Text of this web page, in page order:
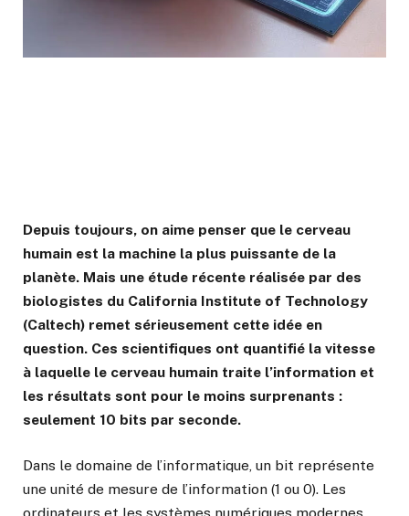
Depuis toujours, on aime penser que le cerveau
humain est la machine la plus puissante de la
planète. Mais une étude récente réalisée par des
biologistes du California Institute of Technology
(Caltech) remet sérieusement cette idée en
question. Ces scientifiques ont quantifié la vitesse
à laquelle le cerveau humain traite l’information et
les résultats sont pour le moins surprenants :
seulement 10 bits par seconde.
Dans le domaine de l’informatique, un bit représente
une unité de mesure de l’information (1 ou 0). Les